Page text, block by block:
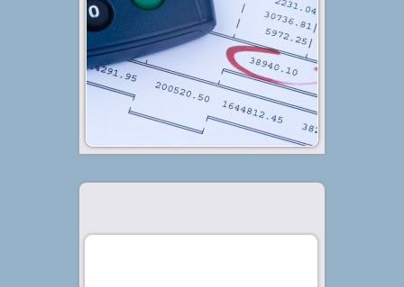
salah satu yang terpenting dan
wajib untuk dikelola dengan baik.
Salah satunya yang paling krusial
dak tak boleh dilewatkan adalah
neraca. Dalam akuntansi, istilah
neraca...
Baca Selengkapnya »